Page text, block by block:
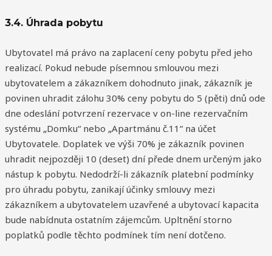
3.4. Úhrada pobytu
Ubytovatel má právo na zaplacení ceny pobytu před jeho
realizací. Pokud nebude písemnou smlouvou mezi
ubytovatelem a zákazníkem dohodnuto jinak, zákazník je
povinen uhradit zálohu 30% ceny pobytu do 5 (pěti) dnů ode
dne odeslání potvrzení rezervace v on-line rezervačním
systému „Domku“ nebo „Apartmánu č.11“ na účet
Ubytovatele. Doplatek ve výši 70% je zákazník povinen
uhradit nejpozději 10 (deset) dní přede dnem určeným jako
nástup k pobytu. Nedodrží-li zákazník platební podmínky
pro úhradu pobytu, zanikají účinky smlouvy mezi
zákazníkem a ubytovatelem uzavřené a ubytovací kapacita
bude nabídnuta ostatním zájemcům. Upltnění storno
poplatků podle těchto podmínek tím není dotčeno.